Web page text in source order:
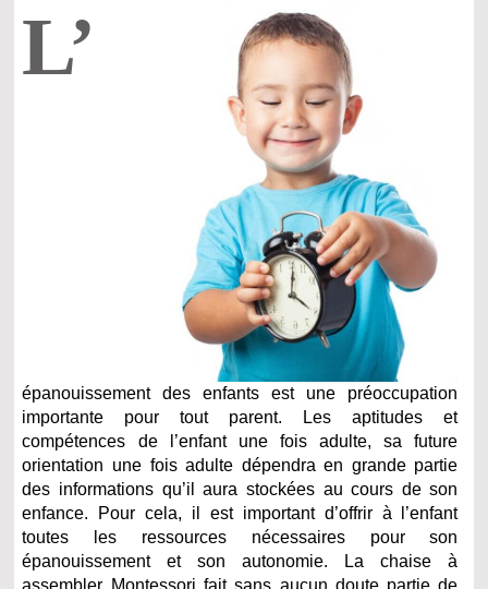
L’
épanouissement des enfants est une préoccupation
importante pour tout parent. Les aptitudes et
compétences de l’enfant une fois adulte, sa future
orientation une fois adulte dépendra en grande partie
des informations qu’il aura stockées au cours de son
enfance. Pour cela, il est important d’offrir à l’enfant
toutes les ressources nécessaires pour son
épanouissement et son autonomie. La chaise à